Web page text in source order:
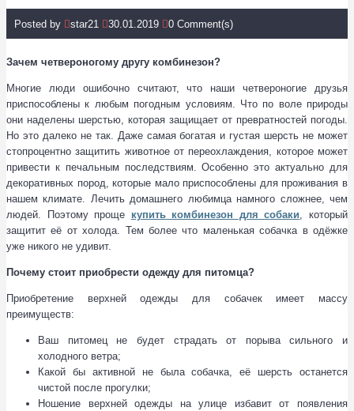
Posted by star21 30.01.2019 0 Comment(s)
Зачем четвероногому другу комбинезон?
Многие люди ошибочно считают, что наши четвероногие друзья
приспособлены к любым погодным условиям. Что по воле природы
они наделены шерстью, которая защищает от превратностей погоды.
Но это далеко не так. Даже самая богатая и густая шерсть не может
стопроцентно защитить животное от переохлаждения, которое может
привести к печальным последствиям. Особенно это актуально для
декоративных пород, которые мало приспособлены для проживания в
нашем климате. Лечить домашнего любимца намного сложнее, чем
людей. Поэтому проще купить комбинезон для собаки, который
защитит её от холода. Тем более что маленькая собачка в одёжке
уже никого не удивит.
Почему стоит приобрести одежду для питомца?
Приобретение верхней одежды для собачек имеет массу
преимуществ:
Ваш питомец не будет страдать от порыва сильного и
холодного ветра;
Какой бы активной не была собачка, её шерсть останется
чистой после прогулки;
Ношение верхней одежды на улице избавит от появления